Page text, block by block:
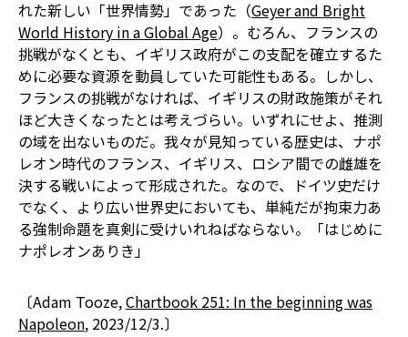
れた新しい「世界情勢」であった（Geyer and Bright
World History in a Global Age）。むろん、フランスの
挑戦がなくとも、イギリス政府がこの支配を確立するた
めに必要な資源を動員していた可能性もある。しかし、
フランスの挑戦がなければ、イギリスの財政施策がそれ
ほど大きくなったとは考えづらい。いずれにせよ、推測
の域を出ないものだ。我々が見知っている歴史は、ナポ
レオン時代のフランス、イギリス、ロシア間での雌雄を
決する戦いによって形成された。なので、ドイツ史だけ
でなく、より広い世界史においても、単純だが拘束力あ
る強制命題を真剣に受けいれねばならない。「はじめに
ナポレオンありき」
〔Adam Tooze,Chartbook 251: In the beginning was
Napoleon, 2023/12/3.〕